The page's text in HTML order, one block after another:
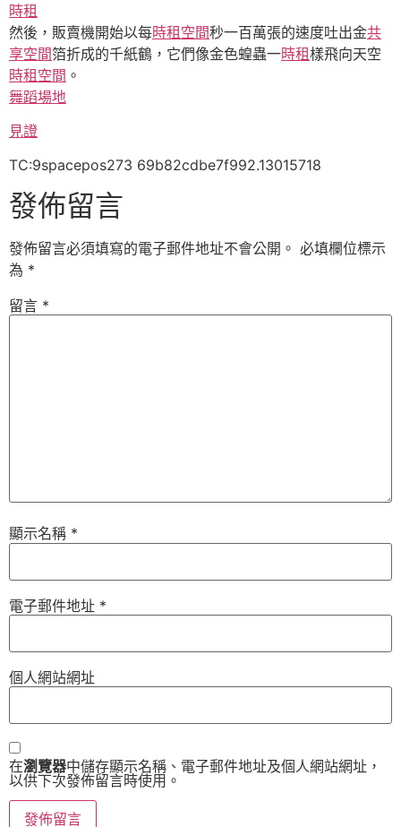
時租
然後，販賣機開始以每時租空間秒一百萬張的速度吐出金共
享空間箔折成的千紙鶴，它們像金色蝗蟲一時租樣飛向天空
時租空間 。
舞蹈場地
見證
TC:9spacepos273 69b82cdbe7f992.13015718
發佈留言
發佈留言必須填寫的電子郵件地址不會公開。 必填欄位標示
為 *
留言 *
顯示名稱 *
電子郵件地址 *
個人網站網址
在瀏覽器中儲存顯示名稱、電子郵件地址及個人網站網址，
以供下次發佈留言時使用。